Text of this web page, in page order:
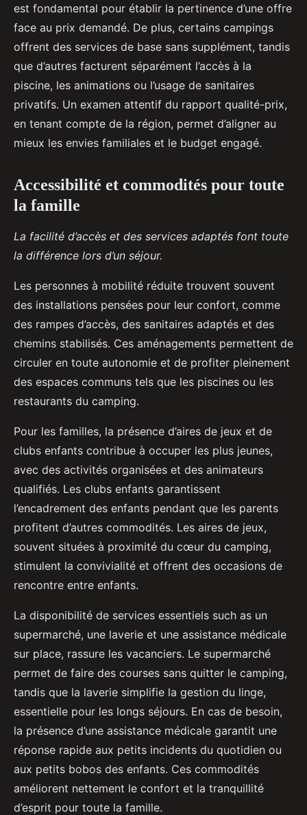
est fondamental pour établir la pertinence d’une offre
face au prix demandé. De plus, certains campings
offrent des services de base sans supplément, tandis
que d’autres facturent séparément l’accès à la
piscine, les animations ou l’usage de sanitaires
privatifs. Un examen attentif du rapport qualité-prix,
en tenant compte de la région, permet d’aligner au
mieux les envies familiales et le budget engagé.
Accessibilité et commodités pour toute
la famille
La facilité d’accès et des services adaptés font toute
la différence lors d’un séjour.
Les personnes à mobilité réduite trouvent souvent
des installations pensées pour leur confort, comme
des rampes d’accès, des sanitaires adaptés et des
chemins stabilisés. Ces aménagements permettent de
circuler en toute autonomie et de profiter pleinement
des espaces communs tels que les piscines ou les
restaurants du camping.
Pour les familles, la présence d’aires de jeux et de
clubs enfants contribue à occuper les plus jeunes,
avec des activités organisées et des animateurs
qualifiés. Les clubs enfants garantissent
l’encadrement des enfants pendant que les parents
profitent d’autres commodités. Les aires de jeux,
souvent situées à proximité du cœur du camping,
stimulent la convivialité et offrent des occasions de
rencontre entre enfants.
La disponibilité de services essentiels such as un
supermarché, une laverie et une assistance médicale
sur place, rassure les vacanciers. Le supermarché
permet de faire des courses sans quitter le camping,
tandis que la laverie simplifie la gestion du linge,
essentielle pour les longs séjours. En cas de besoin,
la présence d’une assistance médicale garantit une
réponse rapide aux petits incidents du quotidien ou
aux petits bobos des enfants. Ces commodités
améliorent nettement le confort et la tranquillité
d’esprit pour toute la famille.